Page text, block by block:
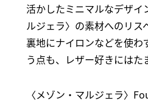
活かしたミニマルなデザイ
ルジェラ〉の素材へのリス
裏地にナイロンなどを使わ
う点も、レザー好きにはた
〈メゾン・マルジェラ〉